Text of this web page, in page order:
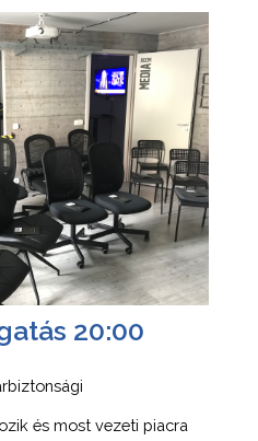
20:00
és most vezeti piacra